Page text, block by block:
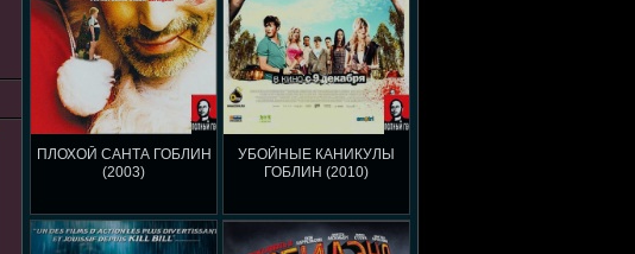
ПЛОХОЙ САНТА ГОБЛИН
(2003)
УБОЙНЫЕ КАНИКУЛЫ
ГОБЛИН (2010)